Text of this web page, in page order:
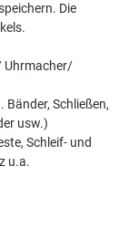
Die
Uhrmacher/
Schließen,
usw.)
Schleif- und
u.a.